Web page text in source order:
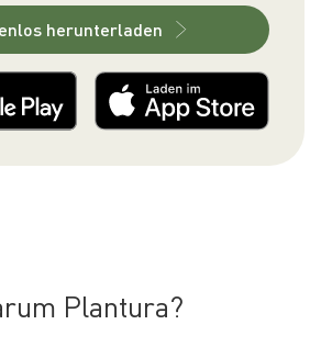
herunterladen
Plantura?